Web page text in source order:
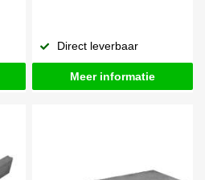
Direct leverbaar
Meer informatie